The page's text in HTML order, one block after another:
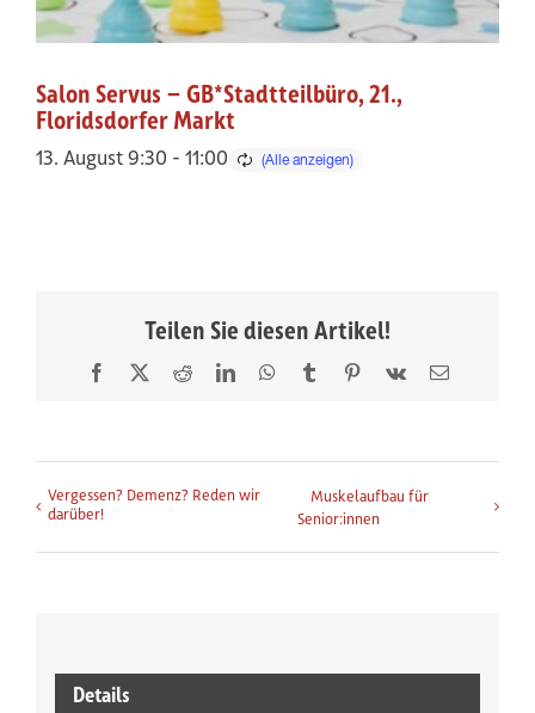
Salon Servus – GB*Stadtteilbüro, 21.,
Floridsdorfer Markt
13. August 9:30 - 11:00
Teilen Sie diesen Artikel!
Facebook
X RedditLinkedInWhatsApp
TumblrPinterest
Vk
E-
Veranstaltung-Navigation
Vergessen? Demenz? Reden wir
darüber!
Muskelaufbau für
Senior:innen
Details